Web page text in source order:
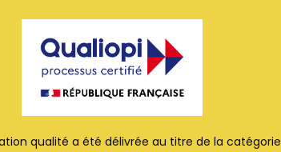
qualité a été délivrée au titre de la catégorie